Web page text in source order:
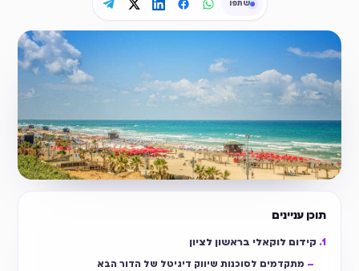
שתפו
תוכן עניינים
קידום לוקאלי בראשון לציון
מתקדמים לסוכנות שיווק דיגיטל של הדור הבא